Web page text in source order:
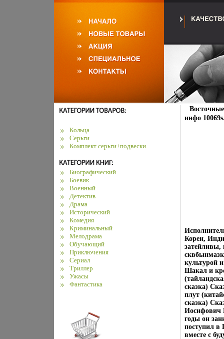
Кольца
Серьги
Комплект серьги+подвески
Биографический
Боевик
Военный
Детектив
Драма
Исторический
Комедия
Криминальный
Мелодрама
Обучающий
Приключения
Сериал
Триллер
Ужасы
Фантастика
инфо
Кореи,
затейливы,
культурой
Шакал и
сказка)
плут
сказка)
Иосифович
годы он
поступил в
вместе с